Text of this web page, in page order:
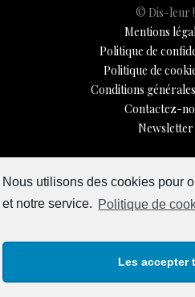
Nous utilisons des cookies pour
et notre service. Politique de
Les accepter
© Dis-leur !
Mentions
Politique de
Politique de
Conditions
Contactez-
Newsletter